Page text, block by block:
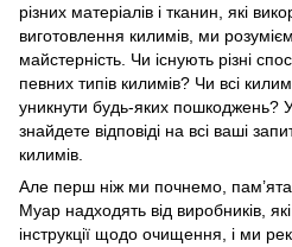
різних матеріалів і тканин, які
виготовлення килимів, ми
майстерність. Чи існують різні
певних типів килимів? Чи всі
уникнути будь-яких пошкоджень?
знайдете відповіді на всі ваші
килимів.
Але перш ніж ми почнемо,
Муар надходять від виробників,
інструкції щодо очищення, і ми